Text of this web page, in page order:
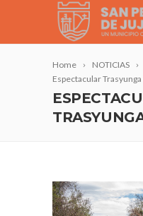
Home
NOTICIAS
Espectacular